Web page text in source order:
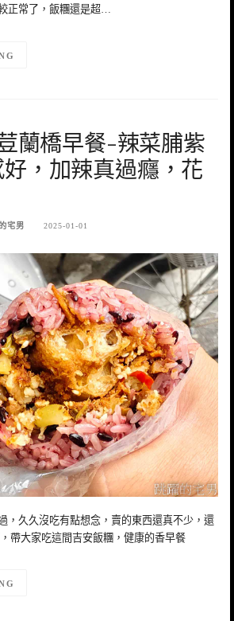
正常了，飯糰還是超…
蘭橋早餐-辣菜脯紫
，加辣真過癮，花
宅男 2025-01-01
，久久沒吃有點想念，賣的東西還真不少，還
帶大家吃這間吉安飯糰，健康的香早餐